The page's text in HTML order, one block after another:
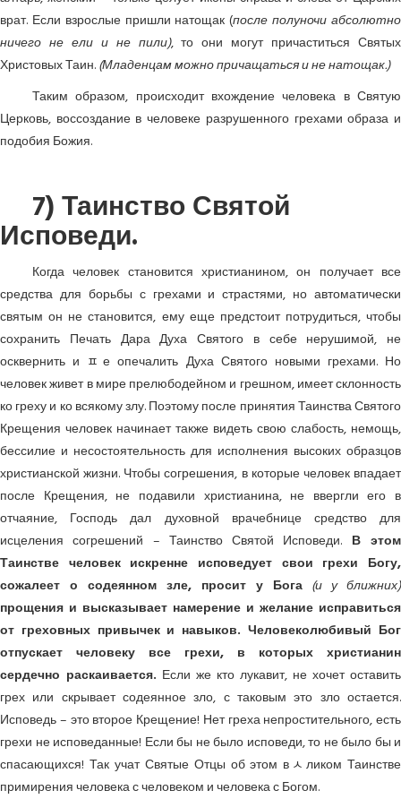
врат. Если взрослые пришли натощак (после полуночи абсолютно
ничего не ели и не пили), то они могут причаститься Святых
Христовых Таин.(Младенцам можно причащаться и не натощак.)
Таким образом, происходит вхождение человека в Святую
Церковь, воссоздание в человеке разрушенного грехами образа и
подобия Божия.
7) Таинство Святой
Исповеди.
Когда человек становится христианином, он получает все
средства для борьбы с грехами и страстями, но автоматически
святым он не становится, ему еще предстоит потрудиться, чтобы
сохранить Печать Дара Духа Святого в себе нерушимой, не
осквернить и ﾽе опечалить Духа Святого новыми грехами. Но
человек живет в мире прелюбодейном и грешном, имеет склонность
ко греху и ко всякому злу. Поэтому после принятия Таинства Святого
Крещения человек начинает также видеть свою слабость, немощь,
бессилие и несостоятельность для исполнения высоких образцов
христианской жизни. Чтобы согрешения, в которые человек впадает
после Крещения, не подавили христианина, не ввергли его в
отчаяние, Господь дал духовной врачебнице средство для
исцеления согрешений – Таинство Святой Исповеди. В этом
Таинстве человек искренне исповедует свои грехи Богу,
сожалеет о содеянном зле, просит у Бога (и у ближних)
прощения и высказывает намерение и желание исправиться
от греховных привычек и навыков. Человеколюбивый Бог
отпускает человеку все грехи, в которых христианин
сердечно раскаивается. Если же кто лукавит, не хочет оставить
грех или скрывает содеянное зло, с таковым это зло остается.
Исповедь – это второе Крещение! Нет греха непростительного, есть
грехи не исповеданные! Если бы не было исповеди, то не было бы и
спасающихся! Так учат Святые Отцы об этом вﾵликом Таинстве
примирения человека с человеком и человека с Богом.